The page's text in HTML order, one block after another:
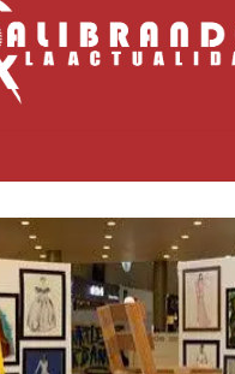
identifica a mujer
desorientada
siete galardones en los Effie
2026